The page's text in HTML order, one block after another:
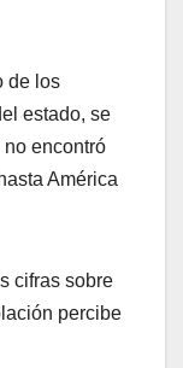
de los
estado, se
encontró
América
cifras sobre
percibe